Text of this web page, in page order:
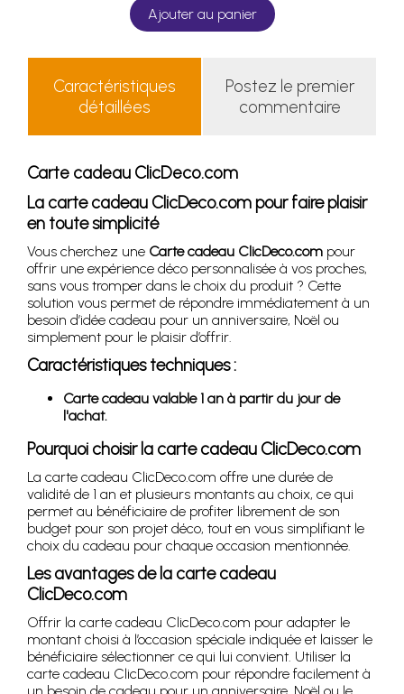
Ajouter au panier
Caractéristiques
détaillées
Postez le premier
commentaire
Carte cadeau ClicDeco.com
La carte cadeau ClicDeco.com pour faire plaisir
en toute simplicité
Vous cherchez une Carte cadeau ClicDeco.com pour
offrir une expérience déco personnalisée à vos proches,
sans vous tromper dans le choix du produit ? Cette
solution vous permet de répondre immédiatement à un
besoin d’idée cadeau pour un anniversaire, Noël ou
simplement pour le plaisir d’offrir.
Caractéristiques techniques :
Carte cadeau valable 1 an à partir du jour de
l'achat.
Pourquoi choisir la carte cadeau ClicDeco.com
La carte cadeau ClicDeco.com offre une durée de
validité de 1 an et plusieurs montants au choix, ce qui
permet au bénéficiaire de profiter librement de son
budget pour son projet déco, tout en vous simplifiant le
choix du cadeau pour chaque occasion mentionnée.
Les avantages de la carte cadeau
ClicDeco.com
Offrir la carte cadeau ClicDeco.com pour adapter le
montant choisi à l’occasion spéciale indiquée et laisser le
bénéficiaire sélectionner ce qui lui convient. Utiliser la
carte cadeau ClicDeco.com pour répondre facilement à